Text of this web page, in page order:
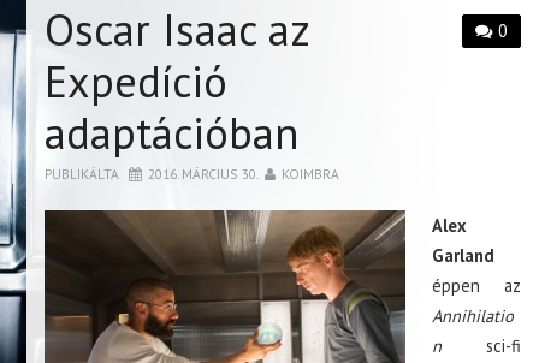
0
Oscar Isaac az
Expedíció
adaptációban
PUBLIKÁLTA 2016. MÁRCIUS 30. KOIMBRA
Alex
Garland
éppen az
Annihilatio
nsci-fi